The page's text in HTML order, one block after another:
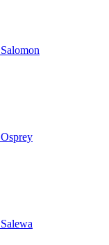
Salomon
Osprey
Salewa